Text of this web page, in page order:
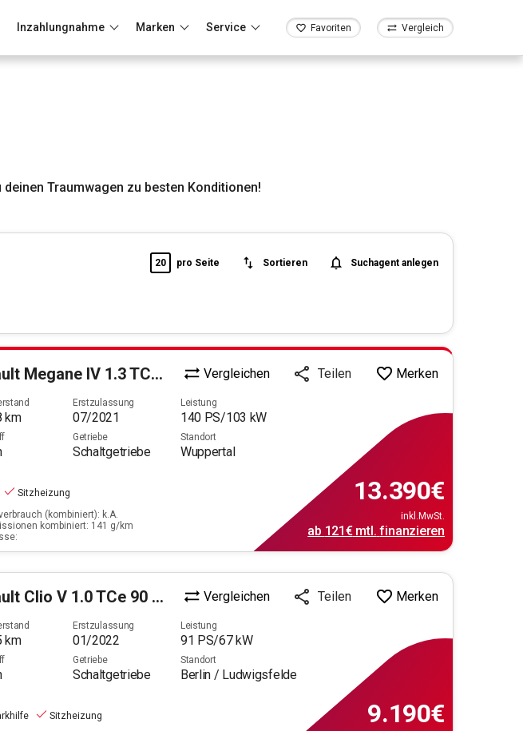
Inzahlungnahme Marken Service Favoriten Vergleich
Traumwagen zu besten Konditionen!
20 pro Seite Sortieren Suchagent anlegen
Megane IV 1.3 TCe 140 Intens GPF (EURO 6d) Vergleichen Teilen Merken
km
Erstzulassung
07/2021
Leistung
140 PS/103 kW
Getriebe
Schaltgetriebe
Standort
Wuppertal
Sitzheizung
(kombiniert): k.A.
kombiniert: 141 g/km
13.390€
inkl.MwSt.
ab 121€mtl. finanzieren
Clio V 1.0 TCe 90 Zen (Euro 6d) Vergleichen Teilen Merken
km
Erstzulassung
01/2022
Leistung
91 PS/67kW
Getriebe
Schaltgetriebe
Standort
Berlin / Ludwigsfelde
Sitzheizung
9.190€